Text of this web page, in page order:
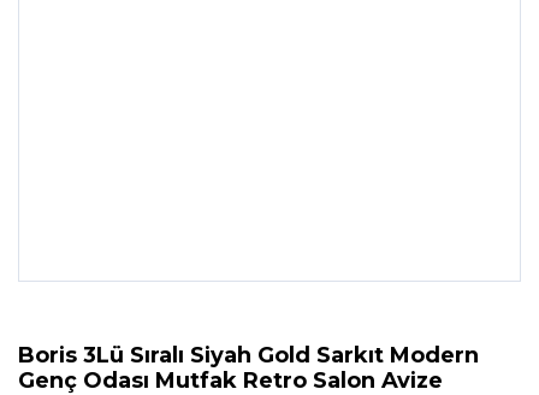
Boris 3Lü Sıralı Siyah Gold Sarkıt Modern
Genç Odası Mutfak Retro Salon Avize